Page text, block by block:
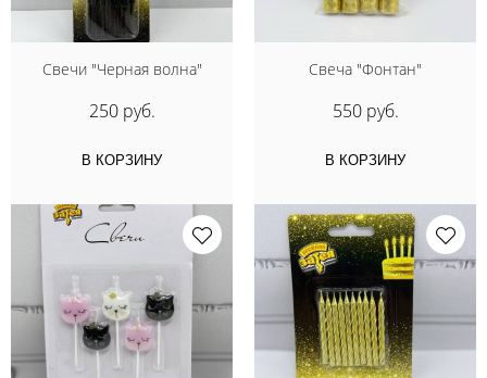
Свечи "Черная волна"
250 руб.
В КОРЗИНУ
Свеча "Фонтан"
550 руб.
В КОРЗИНУ